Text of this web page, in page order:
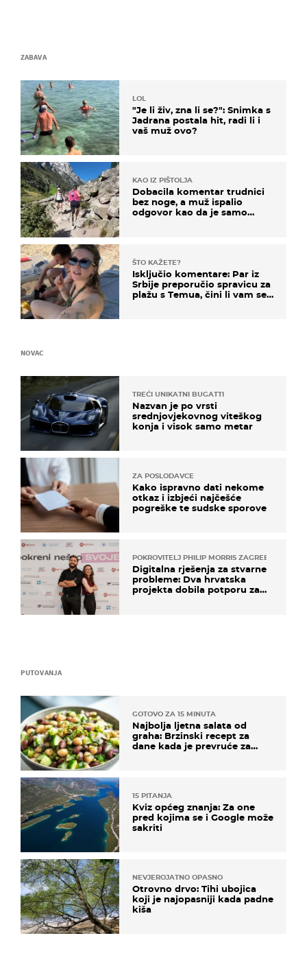
ZABAVA
LOL
"Je li živ, zna li se?": Snimka s
Jadrana postala hit, radi li i
vaš muž ovo?
KAO IZ PIŠTOLJA
Dobacila komentar trudnici
bez noge, a muž ispalio
odgovor kao da je samo
ŠTO KAŽETE?
Isključio komentare: Par iz
Srbije preporučio spravicu za
plažu s Temua, čini li vam se
PUTOVANJA
GOTOVO ZA 15 MINUTA
Najbolja ljetna salata od
graha: Brzinski recept za
dane kada je prevruće za
15 PITANJA
Kviz općeg znanja: Za one
pred kojima se i Google može
sakriti
NEVJEROJATNO OPASNO
Otrovno drvo: Tihi ubojica
koji je najopasniji kada padne
kiša
NOVAC
TREĆI UNIKATNI BUGATTI
Nazvan je po vrsti
srednjovjekovnog viteškog
konja i visok samo metar
ZA POSLODAVCE
Kako ispravno dati nekome
otkaz i izbjeći najčešće
pogreške te sudske sporove
POKROVITELJ PHILIP MORRIS ZAGREB
Digitalna rješenja za stvarne
probleme: Dva hrvatska
projekta dobila potporu za